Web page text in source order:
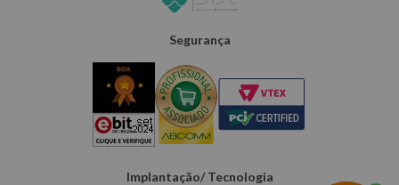
Segurança
Implantação/ Tecnologia